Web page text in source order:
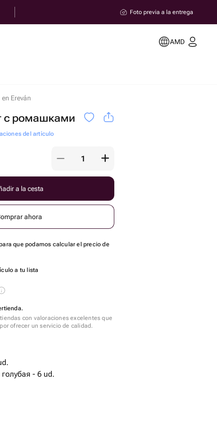
Foto previa a la entrega
AMD
Ereván
с ромашками
del artículo
a la cesta
ahora
que podamos calcular el precio de
a tu lista
con valoraciones excelentes que
ofrecer un servicio de calidad.
- 6 ud.